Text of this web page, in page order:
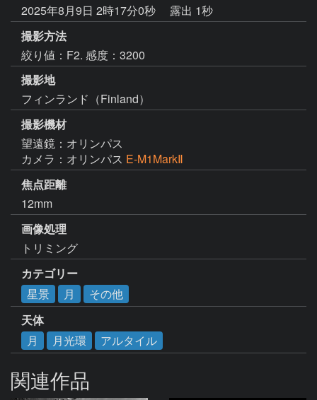
2025年8月9日 2時17分0秒
露出 1秒
撮影方法
絞り値：F2. 感度：3200
撮影地
フィンランド（Finland）
撮影機材
望遠鏡：オリンパス
カメラ：オリンパス E-M1MarkⅡ
焦点距離
12mm
画像処理
トリミング
カテゴリー
星景
月
その他
天体
月
月光環 アルタイル
関連作品